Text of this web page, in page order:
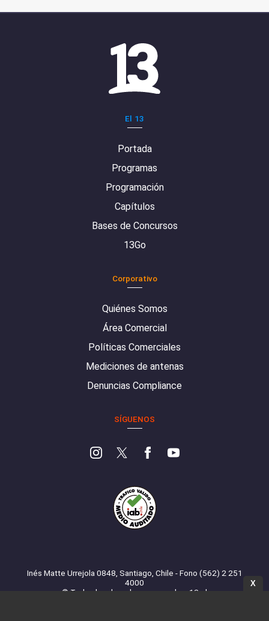
El 13
Portada
Programas
Programación
Capítulos
Bases de Concursos
13Go
Corporativo
Quiénes Somos
Área Comercial
Políticas Comerciales
Mediciones de antenas
Denuncias Compliance
SÍGUENOS
Inés Matte Urrejola 0848, Santiago, Chile - Fono (562) 2 251
4000
© Todos los derechos reservados. 13.cl
X